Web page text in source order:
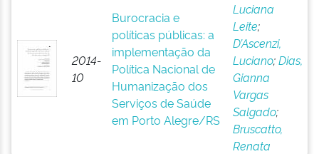
2014-
10
Burocracia e
políticas públicas: a
implementação da
Política Nacional de
Humanização dos
Serviços de Saúde
em Porto Alegre/RS
Luciana
Leite;
D’Ascenzi,
Luciano;Dias,
Gianna
Vargas
Salgado;
Bruscatto,
Renata